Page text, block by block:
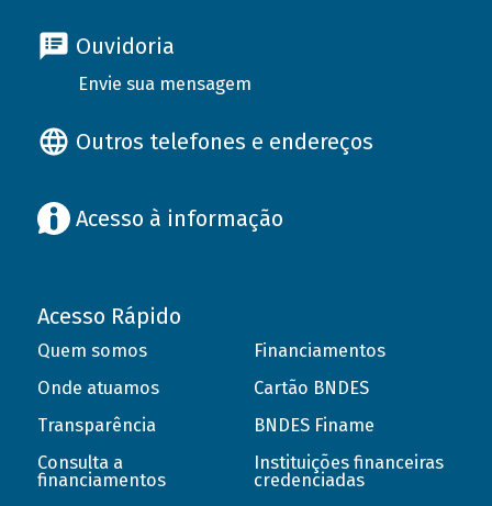
Ouvidoria
Envie sua mensagem
Outros telefones e endereços
Acesso à informação
Acesso Rápido
Quem somos
Onde atuamos
Transparência
Consulta a
financiamentos
Financiamentos
Cartão BNDES
BNDES Finame
Instituições financeiras
credenciadas